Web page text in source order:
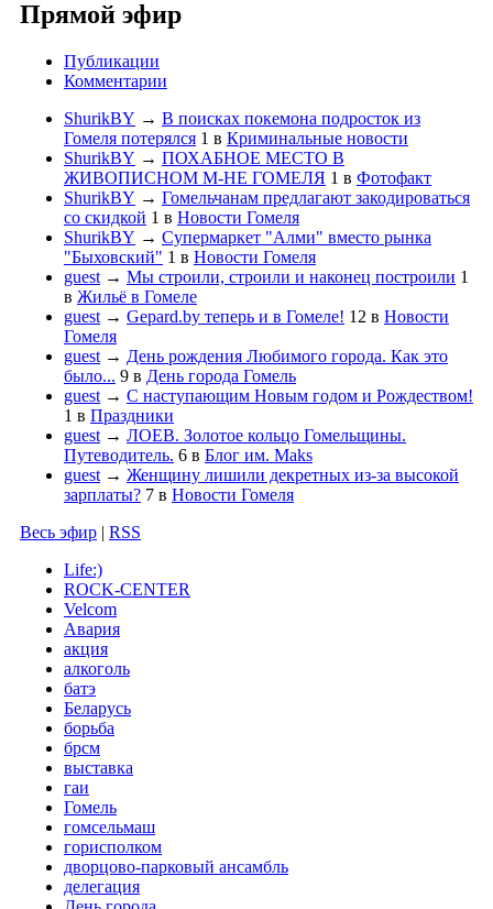
Прямой эфир
Публикации
Комментарии
ShurikBY → В поисках покемона подросток из
Гомеля потерялся 1 в Криминальные новости
ShurikBY → ПОХАБНОЕ МЕСТО В
ЖИВОПИСНОМ М-НЕ ГОМЕЛЯ 1 в Фотофакт
ShurikBY → Гомельчанам предлагают закодироваться
со скидкой 1 в Новости Гомеля
ShurikBY → Супермаркет "Алми" вместо рынка
"Быховский" 1 в Новости Гомеля
guest → Мы строили, строили и наконец построили 1
в Жильё в Гомеле
guest → Gepard.by теперь и в Гомеле! 12 в Новости
Гомеля
guest → День рождения Любимого города. Как это
было... 9 в День города Гомель
guest → С наступающим Новым годом и Рождеством!
1 в Праздники
guest → ЛОЕВ. Золотое кольцо Гомельщины.
Путеводитель. 6 в Блог им. Maks
guest → Женщину лишили декретных из-за высокой
зарплаты? 7 в Новости Гомеля
Весь эфир | RSS
Life:)
ROCK-CENTER
Velcom
Авария
акция
алкоголь
батэ
Беларусь
борьба
брсм
выставка
гаи
Гомель
гомсельмаш
горисполком
дворцово-парковый ансамбль
делегация